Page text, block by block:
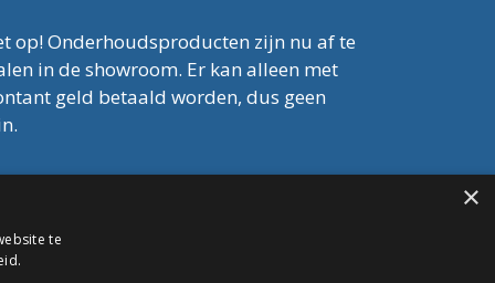
op! Onderhoudsproducten zijn nu af te
in de showroom. Er kan alleen met
geld betaald worden, dus geen
076-3030554
59667419
Voorwaarden
×
te